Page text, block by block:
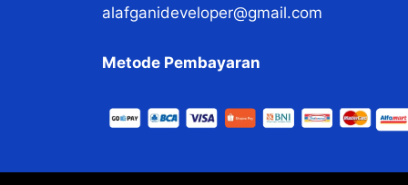
alafganideveloper@gmail.com
Metode Pembayaran